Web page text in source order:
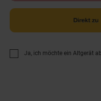
Ja, ich möchte ein Altgerät